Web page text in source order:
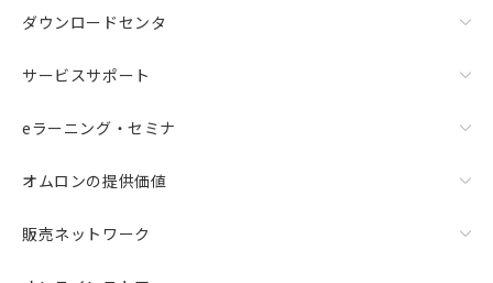
ダウンロードセンタ
サービスサポート
eラーニング・セミナ
オムロンの提供価値
販売ネットワーク